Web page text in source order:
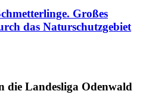
Großes
das Naturschutzgebiet
die Landesliga Odenwald